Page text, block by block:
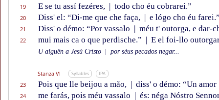
19 E se tu assí fezéres, | todo cho éu cobrarei.”
20 Diss' el: “Di-me que che faça, | e lógo cho éu
21 Diss' o démo: “Por vassalo | méu t' outorga, e dar-
22 mui mais ca o que perdische.” | E el foi-llo
U alguên a Jesú Cristo por séus pecados negar...
Stanza VI Syllables IPA
23 Pois que lle beijou a mão, | diss' o démo: “Un amor
24 me farás, pois méu vassalo | és: néga Nóstro